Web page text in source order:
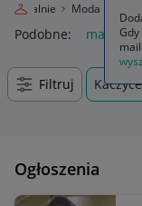
Lokalnie Moda
Podobne:
Filtruj
Ogłoszenia